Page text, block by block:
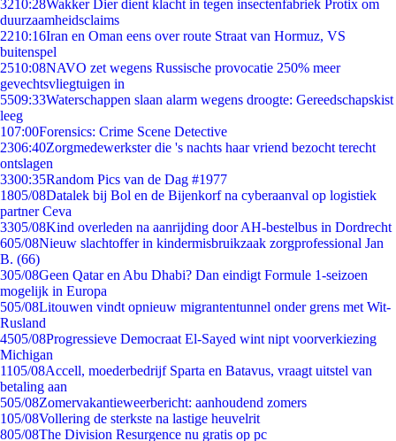
3210:28Wakker Dier dient klacht in tegen insectenfabriek Protix om
duurzaamheidsclaims
2210:16Iran en Oman eens over route Straat van Hormuz, VS
buitenspel
2510:08NAVO zet wegens Russische provocatie 250% meer
gevechtsvliegtuigen in
5509:33Waterschappen slaan alarm wegens droogte: Gereedschapskist
leeg
107:00Forensics: Crime Scene Detective
2306:40Zorgmedewerkster die 's nachts haar vriend bezocht terecht
ontslagen
3300:35Random Pics van de Dag #1977
1805/08Datalek bij Bol en de Bijenkorf na cyberaanval op logistiek
partner Ceva
3305/08Kind overleden na aanrijding door AH-bestelbus in Dordrecht
605/08Nieuw slachtoffer in kindermisbruikzaak zorgprofessional Jan
B. (66)
305/08Geen Qatar en Abu Dhabi? Dan eindigt Formule 1-seizoen
mogelijk in Europa
505/08Litouwen vindt opnieuw migrantentunnel onder grens met Wit-
Rusland
4505/08Progressieve Democraat El-Sayed wint nipt voorverkiezing
Michigan
1105/08Accell, moederbedrijf Sparta en Batavus, vraagt uitstel van
betaling aan
505/08Zomervakantieweerbericht: aanhoudend zomers
105/08Vollering de sterkste na lastige heuvelrit
805/08The Division Resurgence nu gratis op pc